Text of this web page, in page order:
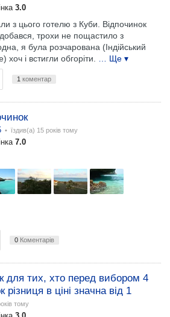
3.0
з цього готелю з Куби. Відпочинок
трохи не пощастило з
я була розчарована (Індійський
і встигли обгоріти.
… Ще ▾
1 коментар
• їздив(а) 15 років тому
7.0
0 Коментарів
для тих, хто перед вибором 4
різниця в ціні значна від 1
тому